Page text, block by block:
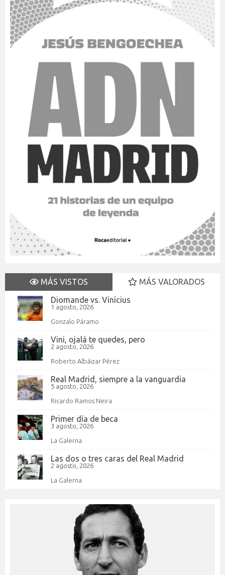
MÁS VISTOS
MÁS VALORADOS
Diomande vs. Vinícius
1 agosto, 2026
Gonzalo Páramo
Vini, ojalá te quedes, pero
2 agosto, 2026
Roberto Albáizar Pérez
Real Madrid, siempre a la vanguardia
5 agosto, 2026
Ricardo Ramos Neira
Primer día de beca
3 agosto, 2026
La Galerna
Las dos o tres caras del Real Madrid
2 agosto, 2026
La Galerna